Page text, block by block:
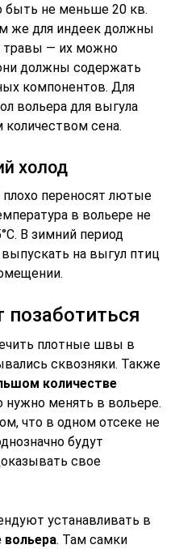
быть не меньше 20 кв.
же для индеек должны
травы — их можно
должны содержать
компонентов. Для
вольера для выгула
количеством сена.
холод
переносят лютые
в вольере не
В зимний период
на выгул птиц
плотные швы в
сквозняки. Также
количестве
нужно менять в вольере.
что в одном отсеке не
будут
свое
устанавливать в
. Там самки